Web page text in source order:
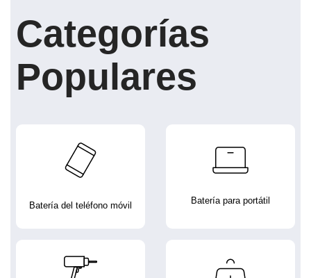
Categorías
Populares
Batería del teléfono móvil Batería para portátil